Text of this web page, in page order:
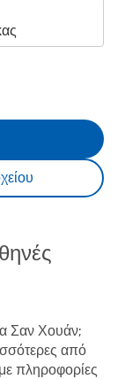
Σαν Χουάν;
από
πληροφορίες